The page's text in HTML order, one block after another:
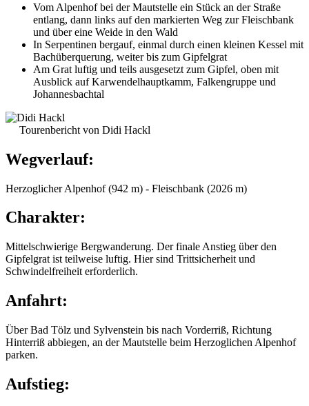
Vom Alpenhof bei der Mautstelle ein Stück an der Straße
entlang, dann links auf den markierten Weg zur Fleischbank
und über eine Weide in den Wald
In Serpentinen bergauf, einmal durch einen kleinen Kessel mit
Bachüberquerung, weiter bis zum Gipfelgrat
Am Grat luftig und teils ausgesetzt zum Gipfel, oben mit
Ausblick auf Karwendelhauptkamm, Falkengruppe und
Johannesbachtal
Tourenbericht von Didi Hackl
Wegverlauf:
Herzoglicher Alpenhof (942 m) - Fleischbank (2026 m)
Charakter:
Mittelschwierige Bergwanderung. Der finale Anstieg über den
Gipfelgrat ist teilweise luftig. Hier sind Trittsicherheit und
Schwindelfreiheit erforderlich.
Anfahrt:
Über Bad Tölz und Sylvenstein bis nach Vorderriß, Richtung
Hinterriß abbiegen, an der Mautstelle beim Herzoglichen Alpenhof
parken.
Aufstieg: